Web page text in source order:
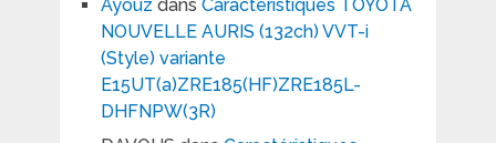
Ayouz dans Caractéristiques TOYOTA
NOUVELLE AURIS (132ch) VVT-i
(Style) variante
E15UT(a)ZRE185(HF)ZRE185L-
DHFNPW(3R)